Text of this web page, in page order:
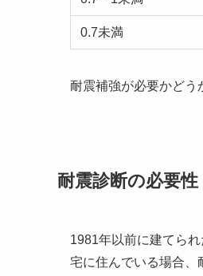
0.7未満
耐震補強が必要かどう
耐震診断の必要性
1981年以前に建てら
宅に住んでいる場合、